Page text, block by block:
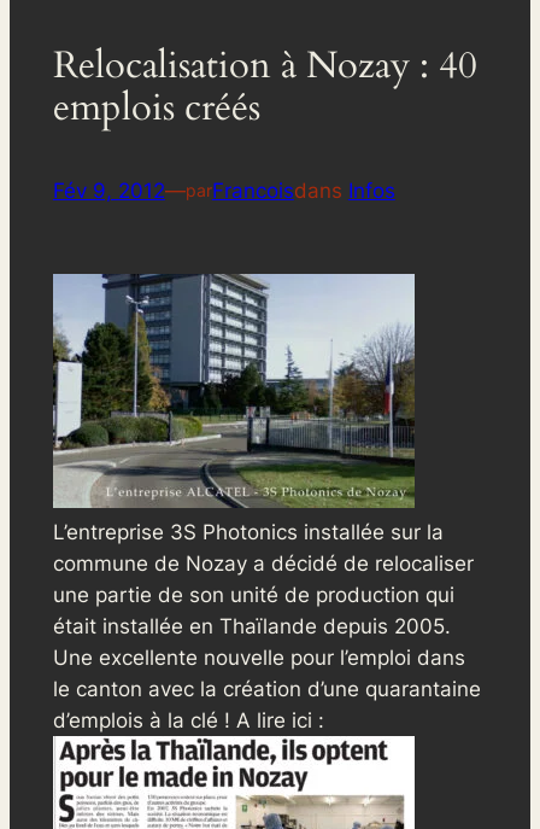
Relocalisation à Nozay : 40
emplois créés
Fév 9, 2012—parFrancoisdans Infos
L’entreprise 3S Photonics installée sur la
commune de Nozay a décidé de relocaliser
une partie de son unité de production qui
était installée en Thaïlande depuis 2005.
Une excellente nouvelle pour l’emploi dans
le canton avec la création d’une quarantaine
d’emplois à la clé ! A lire ici :